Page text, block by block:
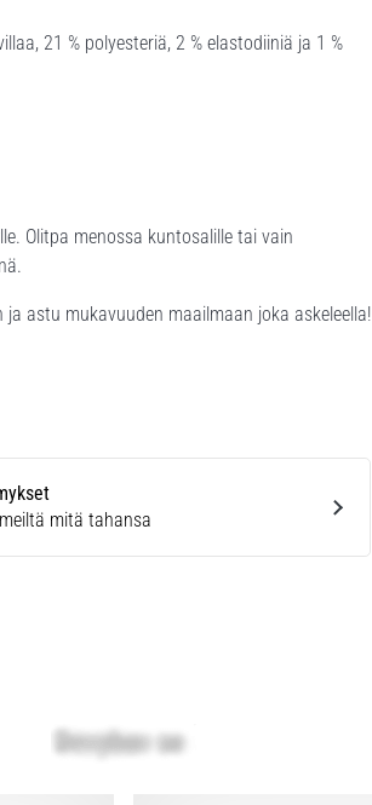
21 % polyesteriä, 2 % elastodiiniä ja 1 %
Olitpa menossa kuntosalille tai vain
astu mukavuuden maailmaan joka askeleella!
mitä tahansa